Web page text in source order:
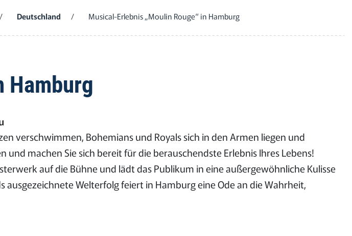
/ Deutschland / Musical-Erlebnis „Moulin Rouge“ in Hamburg
Hamburg
verschwimmen, Bohemians und Royals sich in den Armen liegen und
machen Sie sich bereit für die berauschendste Erlebnis Ihres Lebens!
auf die Bühne und lädt das Publikum in eine außergewöhnliche Kulisse
Welterfolg feiert in Hamburg eine Ode an die Wahrheit,